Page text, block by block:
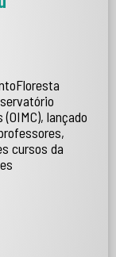
lançado
cursos da